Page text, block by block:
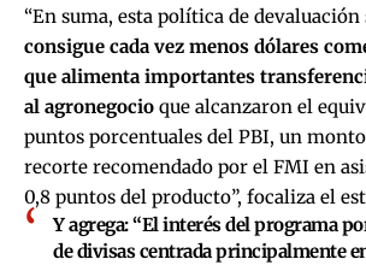
“En suma, esta política de
consigue cada vez menos dólares
que alimenta importantes
al agronegocio que alcanzaron el
puntos porcentuales del PBI, un
recorte recomendado por el FMI en
0,8 puntos del producto”, focaliza el
Y agrega: “El interés del programa
de divisas centrada principalmente